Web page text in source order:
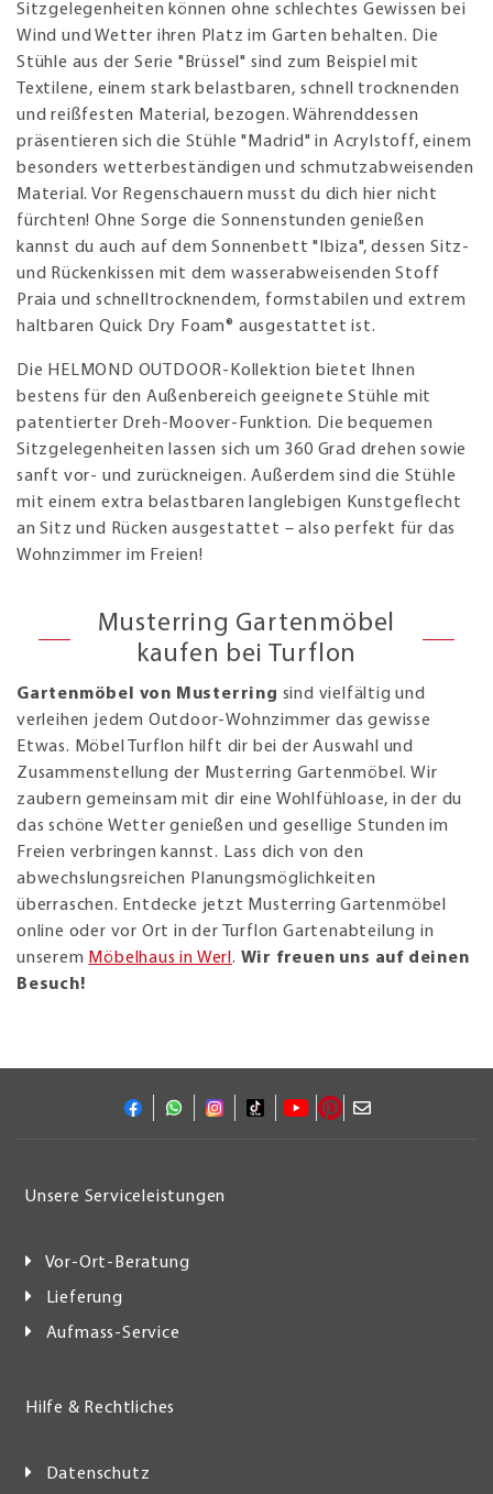
Sitzgelegenheiten können ohne schlechtes Gewissen bei
Wind und Wetter ihren Platz im Garten behalten. Die
Stühle aus der Serie "Brüssel" sind zum Beispiel mit
Textilene, einem stark belastbaren, schnell trocknenden
und reißfesten Material, bezogen. Währenddessen
präsentieren sich die Stühle "Madrid" in Acrylstoff, einem
besonders wetterbeständigen und schmutzabweisenden
Material. Vor Regenschauern musst du dich hier nicht
fürchten! Ohne Sorge die Sonnenstunden genießen
kannst du auch auf dem Sonnenbett "Ibiza", dessen Sitz-
und Rückenkissen mit dem wasserabweisenden Stoff
Praia und schnelltrocknendem, formstabilen und extrem
haltbaren Quick Dry Foam® ausgestattet ist.
Die HELMOND OUTDOOR-Kollektion bietet Ihnen
bestens für den Außenbereich geeignete Stühle mit
patentierter Dreh-Moover-Funktion. Die bequemen
Sitzgelegenheiten lassen sich um 360 Grad drehen sowie
sanft vor- und zurückneigen. Außerdem sind die Stühle
mit einem extra belastbaren langlebigen Kunstgeflecht
an Sitz und Rücken ausgestattet – also perfekt für das
Wohnzimmer im Freien!
Musterring Gartenmöbel
kaufen bei Turflon
Gartenmöbel von Musterring sind vielfältig und
verleihen jedem Outdoor-Wohnzimmer das gewisse
Etwas. Möbel Turflon hilft dir bei der Auswahl und
Zusammenstellung der Musterring Gartenmöbel. Wir
zaubern gemeinsam mit dir eine Wohlfühloase, in der du
das schöne Wetter genießen und gesellige Stunden im
Freien verbringen kannst. Lass dich von den
abwechslungsreichen Planungsmöglichkeiten
überraschen. Entdecke jetzt Musterring Gartenmöbel
online oder vor Ort in der Turflon Gartenabteilung in
unserem Möbelhaus in Werl. Wir freuen uns auf deinen
Besuch!
Unsere Serviceleistungen
Vor-Ort-Beratung
Lieferung
Aufmass-Service
Hilfe & Rechtliches
Datenschutz